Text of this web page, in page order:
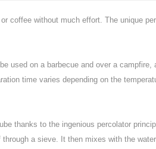
coffee without much effort. The unique
used on a barbecue and over a
time varies depending on the
thanks to the ingenious percolator
a sieve. It then mixes with the